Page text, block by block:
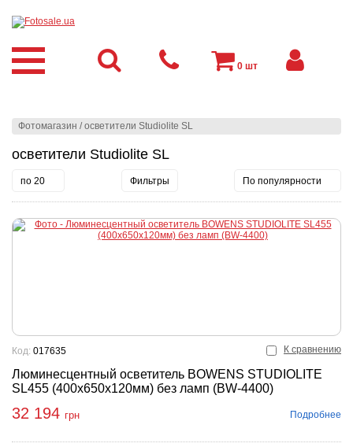
Фотомагазин /осветители Studiolite SL
осветители Studiolite SL
по 20 Фильтры По популярности
К сравнению
Люминесцентный осветитель BOWENS STUDIOLITE
SL455 (400x650x120мм) без ламп (BW-4400)
Код: 017635
32 194 грн Подробнее
0 шт